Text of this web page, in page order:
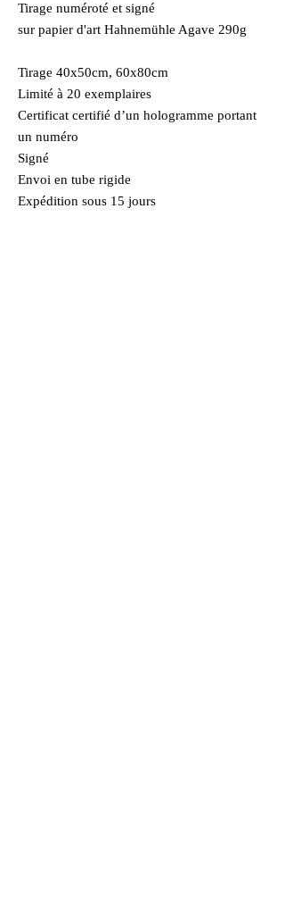
Tirage numéroté et signé
sur papier d'art Hahnemühle Agave 290g
Tirage 40x50cm, 60x80cm
Limité à 20 exemplaires
Certificat certifié d’un hologramme portant
un numéro
Signé
Envoi en tube rigide
Expédition sous 15 jours